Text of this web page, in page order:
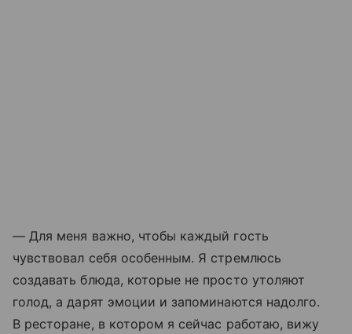
— Для меня важно, чтобы каждый гость
чувствовал себя особенным. Я стремлюсь
создавать блюда, которые не просто утоляют
голод, а дарят эмоции и запоминаются надолго.
В ресторане, в котором я сейчас работаю, вижу